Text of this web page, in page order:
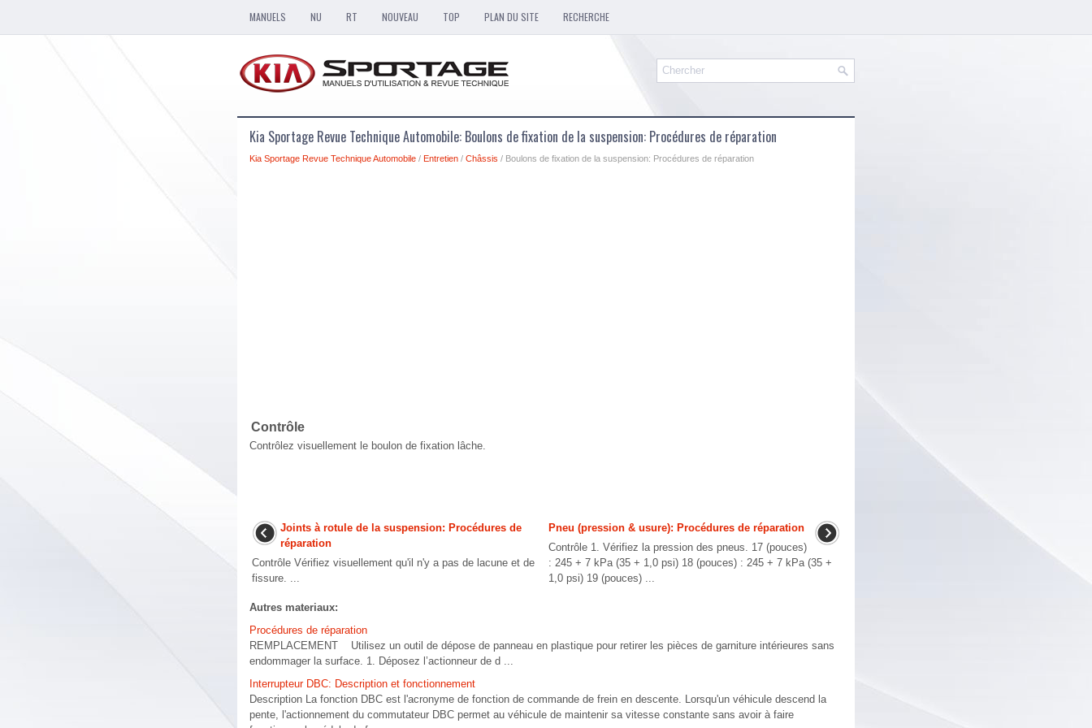
MANUELS NU RT NOUVEAU TOP PLAN DU SITE RECHERCHE
Kia Sportage Revue Technique Automobile: Boulons de fixation de la suspension: Procédures de réparation
Kia Sportage Revue Technique Automobile / Entretien / Châssis / Boulons de fixation de la suspension: Procédures de réparation
Contrôle
Contrôlez visuellement le boulon de fixation lâche.
Joints à rotule de la suspension: Procédures de
réparation
Contrôle Vérifiez visuellement qu'il n'y a pas de lacune et de
fissure. ...
Pneu (pression & usure): Procédures de réparation
Contrôle 1. Vérifiez la pression des pneus. 17 (pouces)
: 245 + 7 kPa (35 + 1,0 psi) 18 (pouces) : 245 + 7 kPa (35 +
1,0 psi) 19 (pouces) ...
Autres materiaux:
Procédures de réparation
REMPLACEMENT Utilisez un outil de dépose de panneau en plastique pour retirer les pièces de garniture intérieures sans
endommager la surface. 1. Déposez l’actionneur de d ...
Interrupteur DBC: Description et fonctionnement
Description La fonction DBC est l'acronyme de fonction de commande de frein en descente. Lorsqu'un véhicule descend la
pente, l'actionnement du commutateur DBC permet au véhicule de maintenir sa vitesse constante sans avoir à faire